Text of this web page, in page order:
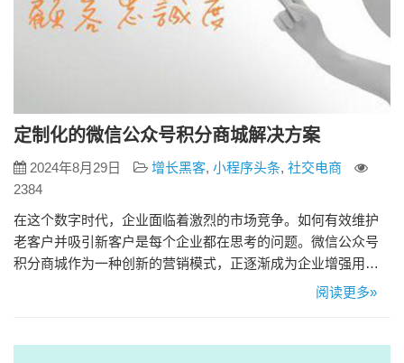
定制化的微信公众号积分商城解决方案
2024年8月29日 增长黑客, 小程序头条, 社交电商
2384
在这个数字时代，企业面临着激烈的市场竞争。如何有效维护
老客户并吸引新客户是每个企业都在思考的问题。微信公众号
积分商城作为一种创新的营销模式，正逐渐成为企业增强用户
粘性、提升品牌忠诚度的重要工具。 微信公众号积分商城是基
享受特定折扣。 2、微信公众号积分商城的应用价值 1、增强用
阅读更多»